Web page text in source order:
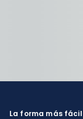
La forma más